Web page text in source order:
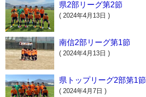
県2部リーグ第2節
( 2024年4月13日 )
南信2部リーグ第1節
( 2024年4月13日 )
県トップリーグ2部第1節
( 2024年4月7日 )